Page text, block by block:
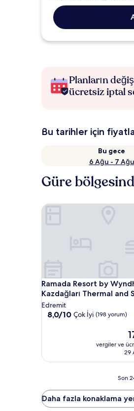
Planların
ücretsiz iptal
Bu tarihler için
Bu gece
6 Ağu - 7 Ağu
Güre
Ramada Resort by
Kazdağları Thermal and
Ramada Resort by
Edremit
10
8,0/10 Çok İyi (198 yorum)
vergiler ve
29
Ramada Resort by
saatte
bulunan
Son
Daha fazla konaklama